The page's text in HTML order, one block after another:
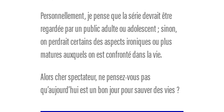
Personnellement, je pense que la série devrait être
regardée par un public adulte ou adolescent ; sinon,
on perdrait certains des aspects ironiques ou plus
matures auxquels on est confronté dans la vie.
Alors cher spectateur, ne pensez-vous pas
qu’aujourd’hui est un bon jour pour sauver des vies ?